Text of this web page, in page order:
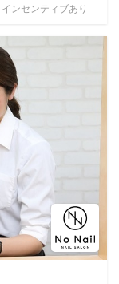
ンセンティブあり